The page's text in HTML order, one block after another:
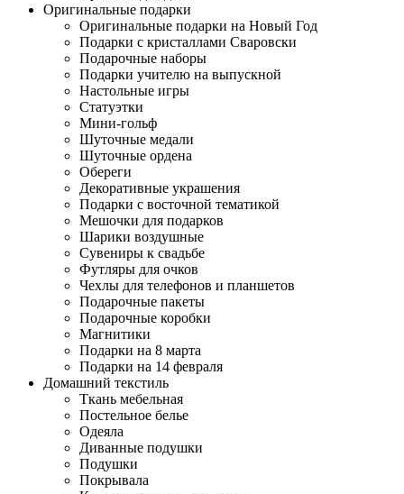
Оригинальные подарки
Оригинальные подарки на Новый Год
Подарки с кристаллами Сваровски
Подарочные наборы
Подарки учителю на выпускной
Настольные игры
Статуэтки
Мини-гольф
Шуточные медали
Шуточные ордена
Обереги
Декоративные украшения
Подарки с восточной тематикой
Мешочки для подарков
Шарики воздушные
Сувениры к свадьбе
Футляры для очков
Чехлы для телефонов и планшетов
Подарочные пакеты
Подарочные коробки
Магнитики
Подарки на 8 марта
Подарки на 14 февраля
Домашний текстиль
Ткань мебельная
Постельное белье
Одеяла
Диванные подушки
Подушки
Покрывала